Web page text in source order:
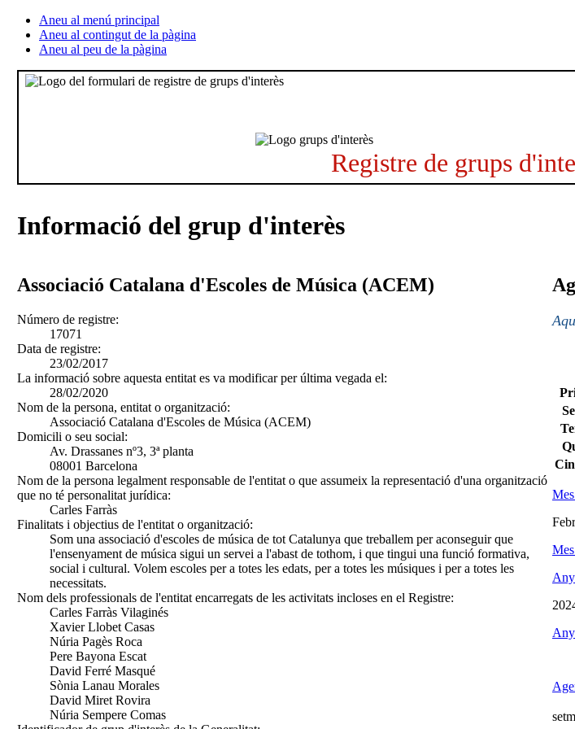
Aneu al menú principal
Aneu al contingut de la pàgina
Aneu al peu de la pàgina
Registre de grups
Informació del grup d'interès
Associació Catalana d'Escoles de Música (ACEM)
Número de registre:
17071
Data de registre:
23/02/2017
La informació sobre aquesta entitat es va modificar per última vegada el:
28/02/2020
Nom de la persona, entitat o organització:
Associació Catalana d'Escoles de Música (ACEM)
Domicili o seu social:
Av. Drassanes nº3, 3ª planta
08001 Barcelona
Nom de la persona legalment responsable de l'entitat o que assumeix la representació d'una organització
que no té personalitat jurídica:
Carles Farràs
Finalitats i objectius de l'entitat o organització:
Som una associació d'escoles de música de tot Catalunya que treballem per aconseguir que
l'ensenyament de música sigui un servei a l'abast de tothom, i que tingui una funció formativa,
social i cultural. Volem escoles per a totes les edats, per a totes les músiques i per a totes les
necessitats.
Nom dels professionals de l'entitat encarregats de les activitats incloses en el Registre:
Carles Farràs Vilaginés
Xavier Llobet Casas
Núria Pagès Roca
Pere Bayona Escat
David Ferré Masqué
Sònia Lanau Morales
David Miret Rovira
Núria Sempere Comas